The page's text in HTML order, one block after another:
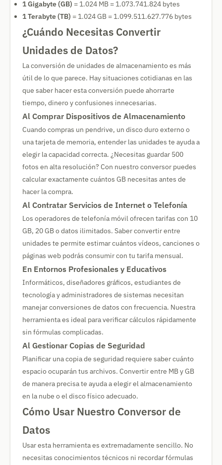
1 Gigabyte (GB) = 1.024 MB = 1.073.741.824 bytes
1 Terabyte (TB) = 1.024 GB = 1.099.511.627.776 bytes
¿Cuándo Necesitas Convertir
Unidades de Datos?
La conversión de unidades de almacenamiento es más
útil de lo que parece. Hay situaciones cotidianas en las
que saber hacer esta conversión puede ahorrarte
tiempo, dinero y confusiones innecesarias.
Al Comprar Dispositivos de Almacenamiento
Cuando compras un pendrive, un disco duro externo o
una tarjeta de memoria, entender las unidades te ayuda a
elegir la capacidad correcta. ¿Necesitas guardar 500
fotos en alta resolución? Con nuestro conversor puedes
calcular exactamente cuántos GB necesitas antes de
hacer la compra.
Al Contratar Servicios de Internet o Telefonía
Los operadores de telefonía móvil ofrecen tarifas con 10
GB, 20 GB o datos ilimitados. Saber convertir entre
unidades te permite estimar cuántos vídeos, canciones o
páginas web podrás consumir con tu tarifa mensual.
En Entornos Profesionales y Educativos
Informáticos, diseñadores gráficos, estudiantes de
tecnología y administradores de sistemas necesitan
manejar conversiones de datos con frecuencia. Nuestra
herramienta es ideal para verificar cálculos rápidamente
sin fórmulas complicadas.
Al Gestionar Copias de Seguridad
Planificar una copia de seguridad requiere saber cuánto
espacio ocuparán tus archivos. Convertir entre MB y GB
de manera precisa te ayuda a elegir el almacenamiento
en la nube o el disco físico adecuado.
Cómo Usar Nuestro Conversor de
Datos
Usar esta herramienta es extremadamente sencillo. No
necesitas conocimientos técnicos ni recordar fórmulas